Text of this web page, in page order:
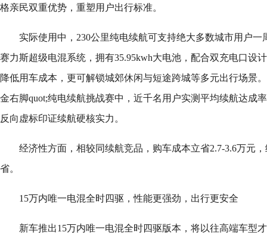
格亲民双重优势，重塑用户出行标准。
实际使用中，230公里纯电续航可支持绝大多数城市用户
赛力斯超级电混系统，拥有35.95kwh大电池，配合双充电口设
降低用车成本，更可解锁城郊休闲与短途跨城等多元出行场景
金右脚quot;纯电续航挑战赛中，近千名用户实测平均续航达成
反向虚标印证续航硬核实力。
经济性方面，相较同续航竞品，购车成本立省2.7-3.6万元
省。
15万内唯一电混全时四驱，性能更强劲，出行更安全
新车推出15万内唯一电混全时四驱版本，将以往高端车型